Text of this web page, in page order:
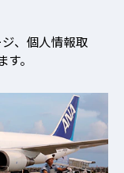
、個人情報取
。